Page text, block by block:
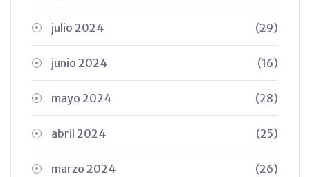
julio 2024 (29)
junio 2024 (16)
mayo 2024 (28)
abril 2024 (25)
marzo 2024 (26)